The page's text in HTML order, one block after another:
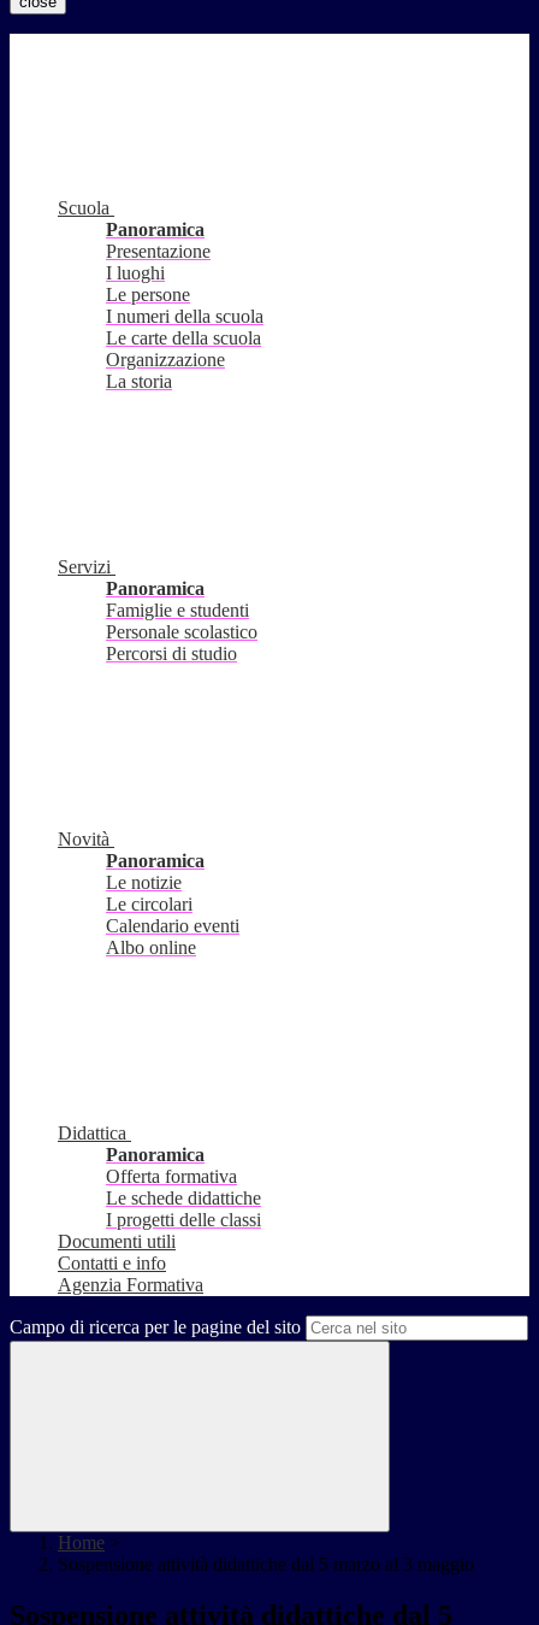
Scuola
Panoramica
Presentazione
I luoghi
Le persone
I numeri della scuola
Le carte della scuola
Organizzazione
La storia
Servizi
Panoramica
Famiglie e studenti
Personale scolastico
Percorsi di studio
Novità
Panoramica
Le notizie
Le circolari
Calendario eventi
Albo online
Didattica
Panoramica
Offerta formativa
Le schede didattiche
I progetti delle classi
Documenti utili
Contatti e info
Agenzia Formativa
Campo di ricerca per le pagine del sito
Home >
Sospensione attività didattiche dal 5 marzo al 3 maggio
Sospensione attività didattiche dal 5